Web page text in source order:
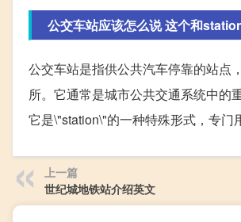
公交车站应该怎么说 这个和
公交车站是指供公共汽车停靠的站点
所。它通常是城市公共交通系统中的
它是\"station\"的一种特殊形式，专门
上一篇
世纪城地铁站介绍英文